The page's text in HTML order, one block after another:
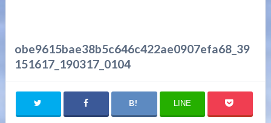
obe9615bae38b5c646c422ae0907efa68_39
151617_190317_0104
LINE